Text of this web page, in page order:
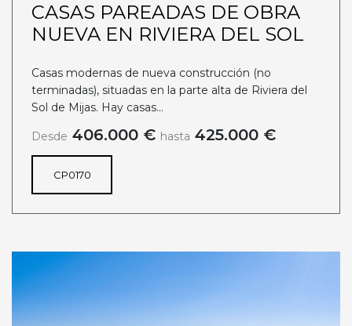
CASAS PAREADAS DE OBRA
NUEVA EN RIVIERA DEL SOL
Casas modernas de nueva construcción (no
terminadas), situadas en la parte alta de Riviera del
Sol de Mijas. Hay casas...
Desde 406.000 € hasta 425.000 €
CP0170